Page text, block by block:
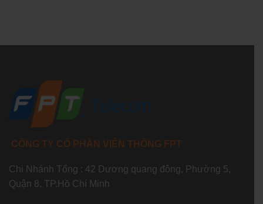
CÔNG TY CỔ PHẦN VIỄN THÔNG FPT
Chi Nhánh Tổng : 42 Dương quang đông, Phường 5,
Quận 8, TP.Hồ Chí Minh